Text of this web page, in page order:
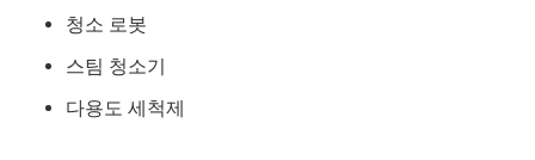
청소 로봇
스팀 청소기
다용도 세척제